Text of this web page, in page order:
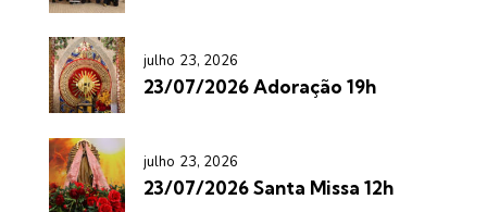
julho 23, 2026
23/07/2026 Adoração 19h
julho 23, 2026
23/07/2026 Santa Missa 12h